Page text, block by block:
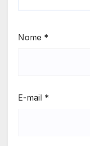
Nome *
E-mail *